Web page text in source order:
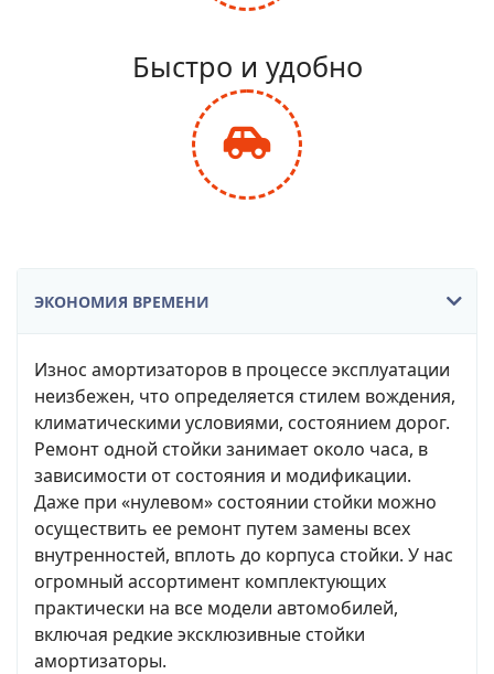
balance-
scale
Быстро и удобно
fas
fa-
ЭКОНОМИЯ ВРЕМЕНИ
Износ амортизаторов в процессе эксплуатации
неизбежен, что определяется стилем вождения,
климатическими условиями, состоянием дорог.
Ремонт одной стойки занимает около часа, в
зависимости от состояния и модификации.
Даже при «нулевом» состоянии стойки можно
осуществить ее ремонт путем замены всех
внутренностей, вплоть до корпуса стойки. У нас
огромный ассортимент комплектующих
практически на все модели автомобилей,
включая редкие эксклюзивные стойки
амортизаторы.